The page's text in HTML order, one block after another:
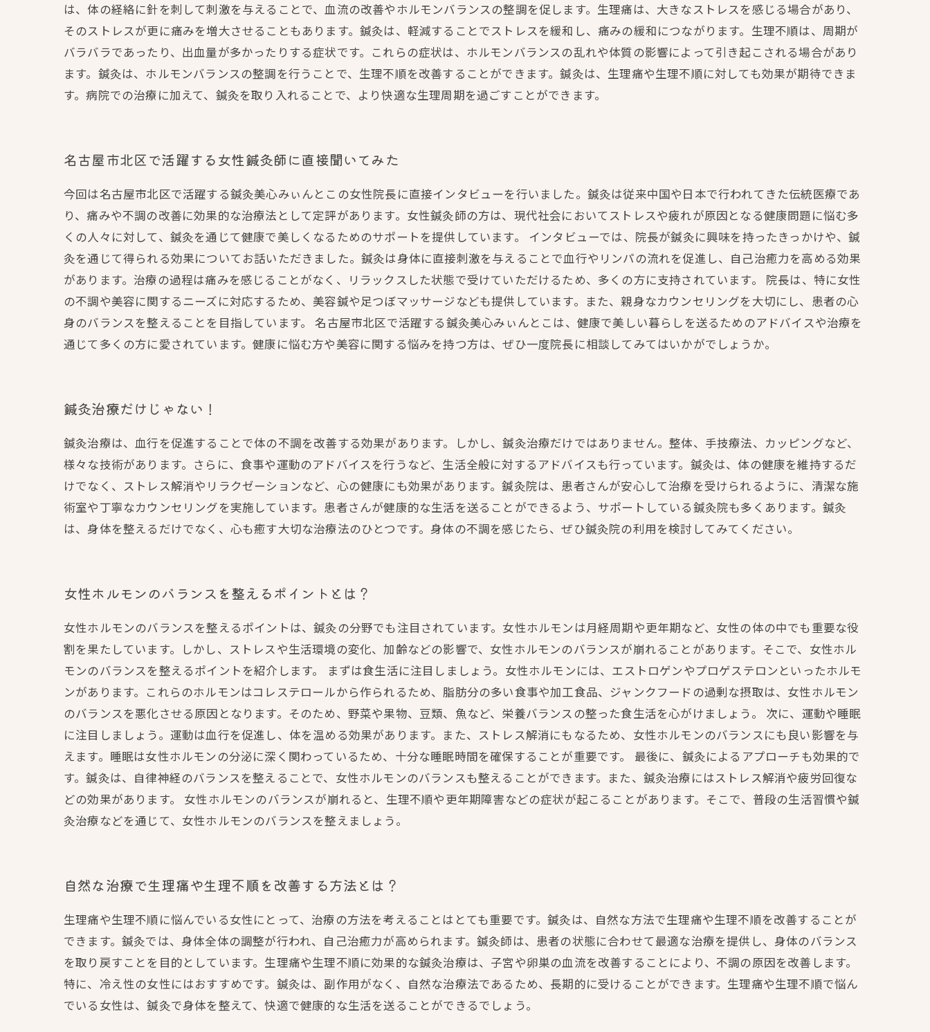
は、体の経絡に針を刺して刺激を与えることで、血流の改善やホルモンバランスの整調を促します。生理痛は、大きなストレスを感じる場合があり、
そのストレスが更に痛みを増大させることもあります。鍼灸は、軽減することでストレスを緩和し、痛みの緩和につながります。生理不順は、周期が
バラバラであったり、出血量が多かったりする症状です。これらの症状は、ホルモンバランスの乱れや体質の影響によって引き起こされる場合があり
ます。鍼灸は、ホルモンバランスの整調を行うことで、生理不順を改善することができます。鍼灸は、生理痛や生理不順に対しても効果が期待できま
す。病院での治療に加えて、鍼灸を取り入れることで、より快適な生理周期を過ごすことができます。
名古屋市北区で活躍する女性鍼灸師に直接聞いてみた
今回は名古屋市北区で活躍する鍼灸美心みぃんとこの女性院長に直接インタビューを行いました。鍼灸は従来中国や日本で行われてきた伝統医療であ
り、痛みや不調の改善に効果的な治療法として定評があります。女性鍼灸師の方は、現代社会においてストレスや疲れが原因となる健康問題に悩む多
くの人々に対して、鍼灸を通じて健康で美しくなるためのサポートを提供しています。 インタビューでは、院長が鍼灸に興味を持ったきっかけや、鍼
灸を通じて得られる効果についてお話いただきました。鍼灸は身体に直接刺激を与えることで血行やリンパの流れを促進し、自己治癒力を高める効果
があります。治療の過程は痛みを感じることがなく、リラックスした状態で受けていただけるため、多くの方に支持されています。 院長は、特に女性
の不調や美容に関するニーズに対応するため、美容鍼や足つぼマッサージなども提供しています。また、親身なカウンセリングを大切にし、患者の心
身のバランスを整えることを目指しています。 名古屋市北区で活躍する鍼灸美心みぃんとこは、健康で美しい暮らしを送るためのアドバイスや治療を
通じて多くの方に愛されています。健康に悩む方や美容に関する悩みを持つ方は、ぜひ一度院長に相談してみてはいかがでしょうか。
鍼灸治療だけじゃない！
鍼灸治療は、血行を促進することで体の不調を改善する効果があります。しかし、鍼灸治療だけではありません。整体、手技療法、カッピングなど、
様々な技術があります。さらに、食事や運動のアドバイスを行うなど、生活全般に対するアドバイスも行っています。鍼灸は、体の健康を維持するだ
けでなく、ストレス解消やリラクゼーションなど、心の健康にも効果があります。鍼灸院は、患者さんが安心して治療を受けられるように、清潔な施
術室や丁寧なカウンセリングを実施しています。患者さんが健康的な生活を送ることができるよう、サポートしている鍼灸院も多くあります。鍼灸
は、身体を整えるだけでなく、心も癒す大切な治療法のひとつです。身体の不調を感じたら、ぜひ鍼灸院の利用を検討してみてください。
女性ホルモンのバランスを整えるポイントとは？
女性ホルモンのバランスを整えるポイントは、鍼灸の分野でも注目されています。女性ホルモンは月経周期や更年期など、女性の体の中でも重要な役
割を果たしています。しかし、ストレスや生活環境の変化、加齢などの影響で、女性ホルモンのバランスが崩れることがあります。そこで、女性ホル
モンのバランスを整えるポイントを紹介します。 まずは食生活に注目しましょう。女性ホルモンには、エストロゲンやプロゲステロンといったホルモ
ンがあります。これらのホルモンはコレステロールから作られるため、脂肪分の多い食事や加工食品、ジャンクフードの過剰な摂取は、女性ホルモン
のバランスを悪化させる原因となります。そのため、野菜や果物、豆類、魚など、栄養バランスの整った食生活を心がけましょう。 次に、運動や睡眠
に注目しましょう。運動は血行を促進し、体を温める効果があります。また、ストレス解消にもなるため、女性ホルモンのバランスにも良い影響を与
えます。睡眠は女性ホルモンの分泌に深く関わっているため、十分な睡眠時間を確保することが重要です。 最後に、鍼灸によるアプローチも効果的で
す。鍼灸は、自律神経のバランスを整えることで、女性ホルモンのバランスも整えることができます。また、鍼灸治療にはストレス解消や疲労回復な
どの効果があります。 女性ホルモンのバランスが崩れると、生理不順や更年期障害などの症状が起こることがあります。そこで、普段の生活習慣や鍼
灸治療などを通じて、女性ホルモンのバランスを整えましょう。
自然な治療で生理痛や生理不順を改善する方法とは？
生理痛や生理不順に悩んでいる女性にとって、治療の方法を考えることはとても重要です。鍼灸は、自然な方法で生理痛や生理不順を改善することが
できます。鍼灸では、身体全体の調整が行われ、自己治癒力が高められます。鍼灸師は、患者の状態に合わせて最適な治療を提供し、身体のバランス
を取り戻すことを目的としています。生理痛や生理不順に効果的な鍼灸治療は、子宮や卵巣の血流を改善することにより、不調の原因を改善します。
特に、冷え性の女性にはおすすめです。鍼灸は、副作用がなく、自然な治療法であるため、長期的に受けることができます。生理痛や生理不順で悩ん
でいる女性は、鍼灸で身体を整えて、快適で健康的な生活を送ることができるでしょう。